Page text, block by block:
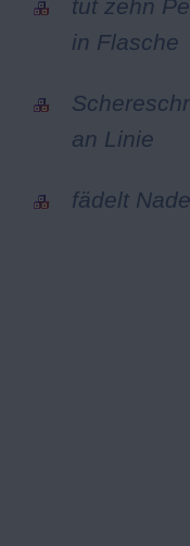
tut zehn
in Flasche
an Linie
fädelt